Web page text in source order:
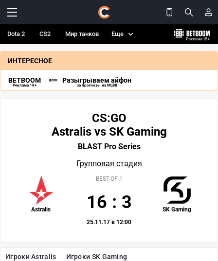
Dota 2 CS2 Мир танков Еще
ИНТЕРЕСНОЕ
BETBOOM
Реклама 18+
Разыгрываем айфон
за прогнозы на MLBB
Игроки Astralis Игроки SK Gaming
CS:GO
Astralis vs SK Gaming
BLAST Pro Series
Групповая стадия
Astralis SK Gaming
BEST-OF-1
16 : 3
25.11.17 в 12:00